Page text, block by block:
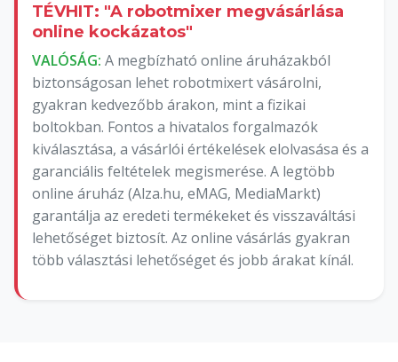
TÉVHIT: "A robotmixer megvásárlása
online kockázatos"
VALÓSÁG: A megbízható online áruházakból
biztonságosan lehet robotmixert vásárolni,
gyakran kedvezőbb árakon, mint a fizikai
boltokban. Fontos a hivatalos forgalmazók
kiválasztása, a vásárlói értékelések elolvasása és a
garanciális feltételek megismerése. A legtöbb
online áruház (Alza.hu, eMAG, MediaMarkt)
garantálja az eredeti termékeket és visszaváltási
lehetőséget biztosít. Az online vásárlás gyakran
több választási lehetőséget és jobb árakat kínál.